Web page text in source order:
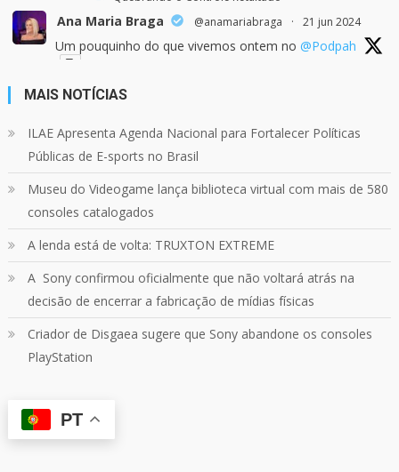
Ana Maria Braga @anamariabraga · 21 jun 2024
Um pouquinho do que vivemos ontem no @Podpah
Quebrando o Controle
Confira em nosso site o mais recente REVIEW de
Skull & Bones.
Mais em:
https://buff.ly/3yPhDN2
Carregar mais
MAIS NOTÍCIAS
ILAE Apresenta Agenda Nacional para Fortalecer Políticas
Públicas de E-sports no Brasil
Museu do Videogame lança biblioteca virtual com mais de 580
consoles catalogados
A lenda está de volta: TRUXTON EXTREME
A Sony confirmou oficialmente que não voltará atrás na
decisão de encerrar a fabricação de mídias físicas
Criador de Disgaea sugere que Sony abandone os consoles
PlayStation
PT